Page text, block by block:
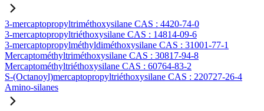
3-mercaptopropyltriméthoxysilane CAS : 4420-74-0
3-mercaptopropyltriéthoxysilane CAS : 14814-09-6
3-mercaptopropylméthyldiméthoxysilane CAS : 31001-77-1
Mercaptométhyltriméthoxysilane CAS : 30817-94-8
Mercaptométhyltriéthoxysilane CAS : 60764-83-2
S-(Octanoyl)mercaptopropyltriéthoxysilane CAS : 220727-26-4
Amino-silanes